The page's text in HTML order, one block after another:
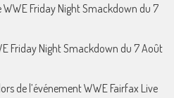
Friday Night Smackdown du 7
Friday Night Smackdown du 7 Août
de l’événement WWE Fairfax Live